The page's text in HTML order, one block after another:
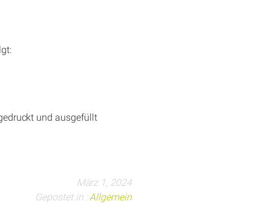
und ausgefüllt
März 1, 2024
Gepostet in :Allgemein